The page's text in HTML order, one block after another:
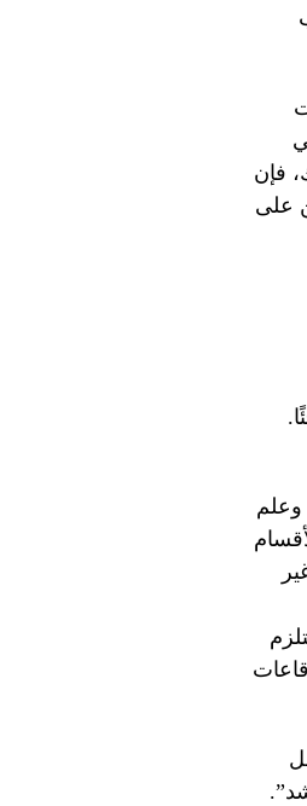
فإن
على
وعلم